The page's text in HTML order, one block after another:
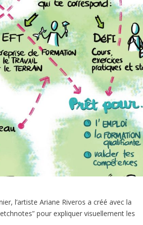
l’artisteAriane Riveros a créé avec la
pour expliquer visuellement les